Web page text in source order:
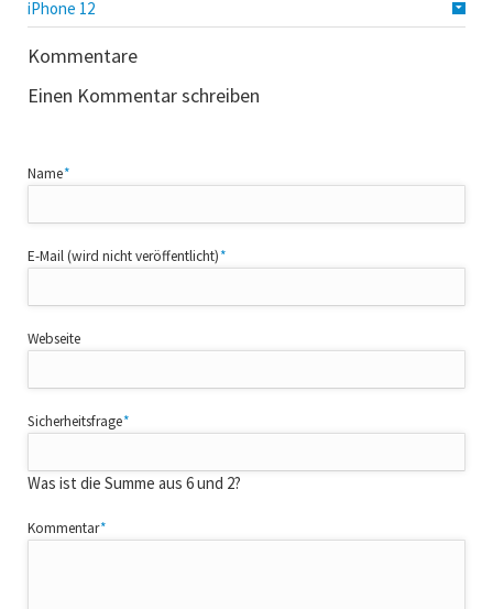
iPhone 12
Kommentare
Einen Kommentar schreiben
Pflichtfeld
Name*
Pflichtfeld
E-Mail (wird nicht veröffentlicht)*
Webseite
Pflichtfeld
Sicherheitsfrage*
Was ist die Summe aus 6 und 2?
Pflichtfeld
Kommentar*